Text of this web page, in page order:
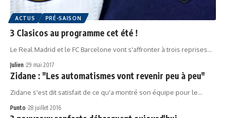
ACTUS PRÉ-SAISON
3 Clasicos au programme cet été !
Le Real Madrid et le FC Barcelone vont s'affronter à trois reprises…
Julien 29 mai 2017
Zidane : "Les automatismes vont revenir peu à peu"
Zidane s'est dit satisfait de ce qu'a montré son équipe pour le…
Punto 28 juillet 2016